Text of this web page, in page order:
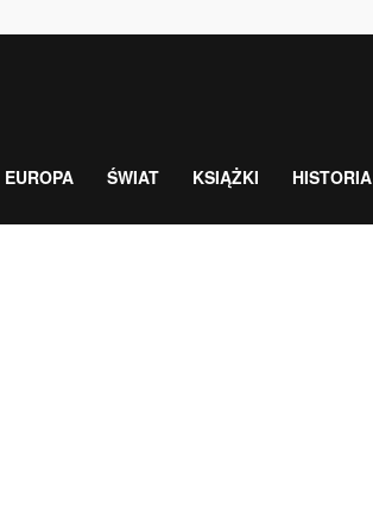
EUROPA ŚWIAT KSIĄŻKI HISTORIA